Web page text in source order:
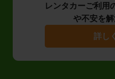
レンタカーご利用
や不安を解
詳し